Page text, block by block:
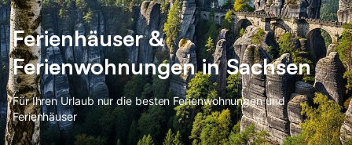
Ferienhäuser &
Ferienwohnungen in Sachsen
Für Ihren Urlaub nur die besten Ferienwohnungen und
Ferienhäuser